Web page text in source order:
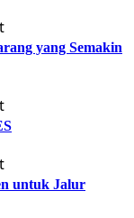
yang Semakin
untuk Jalur